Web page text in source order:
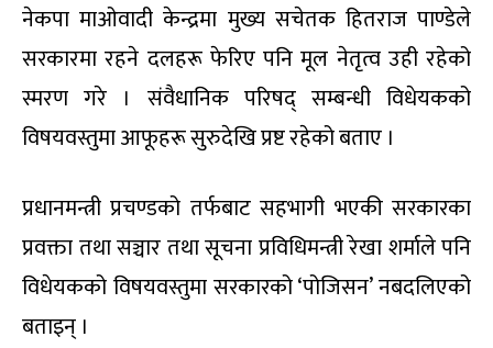
नेकपा माओवादी केन्द्रमा मुख्य सचेतक हितराज पाण्डेले
सरकारमा रहने दलहरू फेरिए पनि मूल नेतृत्व उही रहेको
स्मरण गरे । संवैधानिक परिषद् सम्बन्धी विधेयकको
विषयवस्तुमा आफूहरू सुरुदेखि प्रष्ट रहेको बताए ।
प्रधानमन्त्री प्रचण्डको तर्फबाट सहभागी भएकी सरकारका
प्रवक्ता तथा सञ्चार तथा सूचना प्रविधिमन्त्री रेखा शर्माले पनि
विधेयकको विषयवस्तुमा सरकारको ‘पोजिसन’ नबदलिएको
बताइन् ।